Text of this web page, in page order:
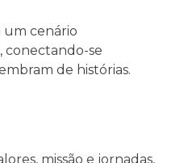
cenário
conectando-se
de histórias.
missão e jornadas,